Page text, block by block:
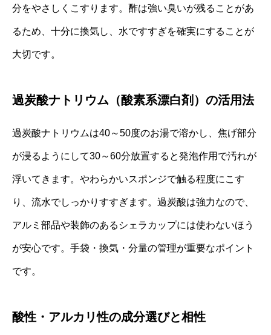
分をやさしくこすります。酢は強い臭いが残ることがあ
るため、十分に換気し、水ですすぎを確実にすることが
大切です。
過炭酸ナトリウム（酸素系漂白剤）の活用法
過炭酸ナトリウムは40～50度のお湯で溶かし、焦げ部分
が浸るようにして30～60分放置すると発泡作用で汚れが
浮いてきます。やわらかいスポンジで触る程度にこす
り、流水でしっかりすすぎます。過炭酸は強力なので、
アルミ部品や装飾のあるシェラカップには使わないほう
が安心です。手袋・換気・分量の管理が重要なポイント
です。
酸性・アルカリ性の成分選びと相性